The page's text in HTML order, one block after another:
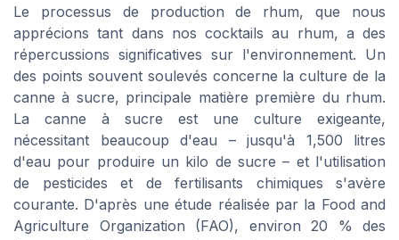
Le processus de production de rhum, que nous
apprécions tant dans nos cocktails au rhum, a des
répercussions significatives sur l'environnement. Un
des points souvent soulevés concerne la culture de la
canne à sucre, principale matière première du rhum.
La canne à sucre est une culture exigeante,
nécessitant beaucoup d'eau – jusqu'à 1,500 litres
d'eau pour produire un kilo de sucre – et l'utilisation
de pesticides et de fertilisants chimiques s'avère
courante. D'après une étude réalisée par la Food and
Agriculture Organization (FAO), environ 20 % des